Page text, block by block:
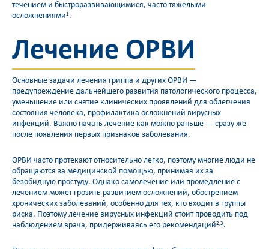
течением и быстроразвивающимися, часто тяжелыми
осложнениями1 .
Лечение ОРВИ
Основные задачи лечения гриппа и других ОРВИ —
предупреждение дальнейшего развития патологического процесса,
уменьшение или снятие клинических проявлений для облегчения
состояния человека, профилактика осложнений вирусных
инфекций. Важно начать лечение как можно раньше — сразу же
после появления первых признаков заболевания.
ОРВИ часто протекают относительно легко, поэтому многие люди не
обращаются за медицинской помощью, принимая их за
безобидную простуду. Однако самолечение или промедление с
лечением может грозить развитием осложнений, обострением
хронических заболеваний, особенно для тех, кто входит в группы
риска. Поэтому лечение вирусных инфекций стоит проводить под
наблюдением врача, придерживаясь его рекомендаций2,3 .